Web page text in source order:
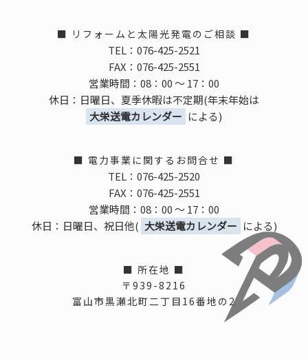
■ リフォームと太陽光発電のご相談 ■
TEL：076-425-2521
FAX：076-425-2551
営業時間：08：00 ～ 17：00
大栄送電カレンダー による)
■ 電力事業に関するお問合せ ■
TEL：076-425-2520
FAX：076-425-2551
営業時間：08：00 ～ 17：00
休日：日曜日、祝日他( 大栄送電カレンダー による)
■ 所在地 ■
〒939-8216
富山市黒瀬北町二丁目16番地の2